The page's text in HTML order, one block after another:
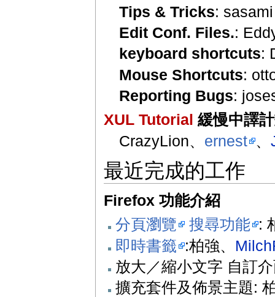
Tips & Tricks: sasami
Edit Conf. Files.:
keyboard shortcuts:
Mouse Shortcuts:
Reporting Bugs:
XUL Tutorial 緩慢中譯
CrazyLion、 ernest 、
最近完成的工作
Firefox 功能介紹
分頁瀏覽
搜尋功能 :
即時書籤 :柏強、
放大／縮小文字 自訂
擴充套件及佈景主題: